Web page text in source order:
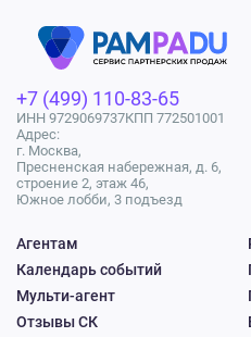
+7 (499) 110-83-65
ИНН 9729069737КПП 772501001
Адрес:
г. Москва,
Пресненская набережная, д. 6,
строение 2, этаж 46,
Южное лобби, 3 подъезд
Агентам
Календарь событий
Мульти-агент
Отзывы СК